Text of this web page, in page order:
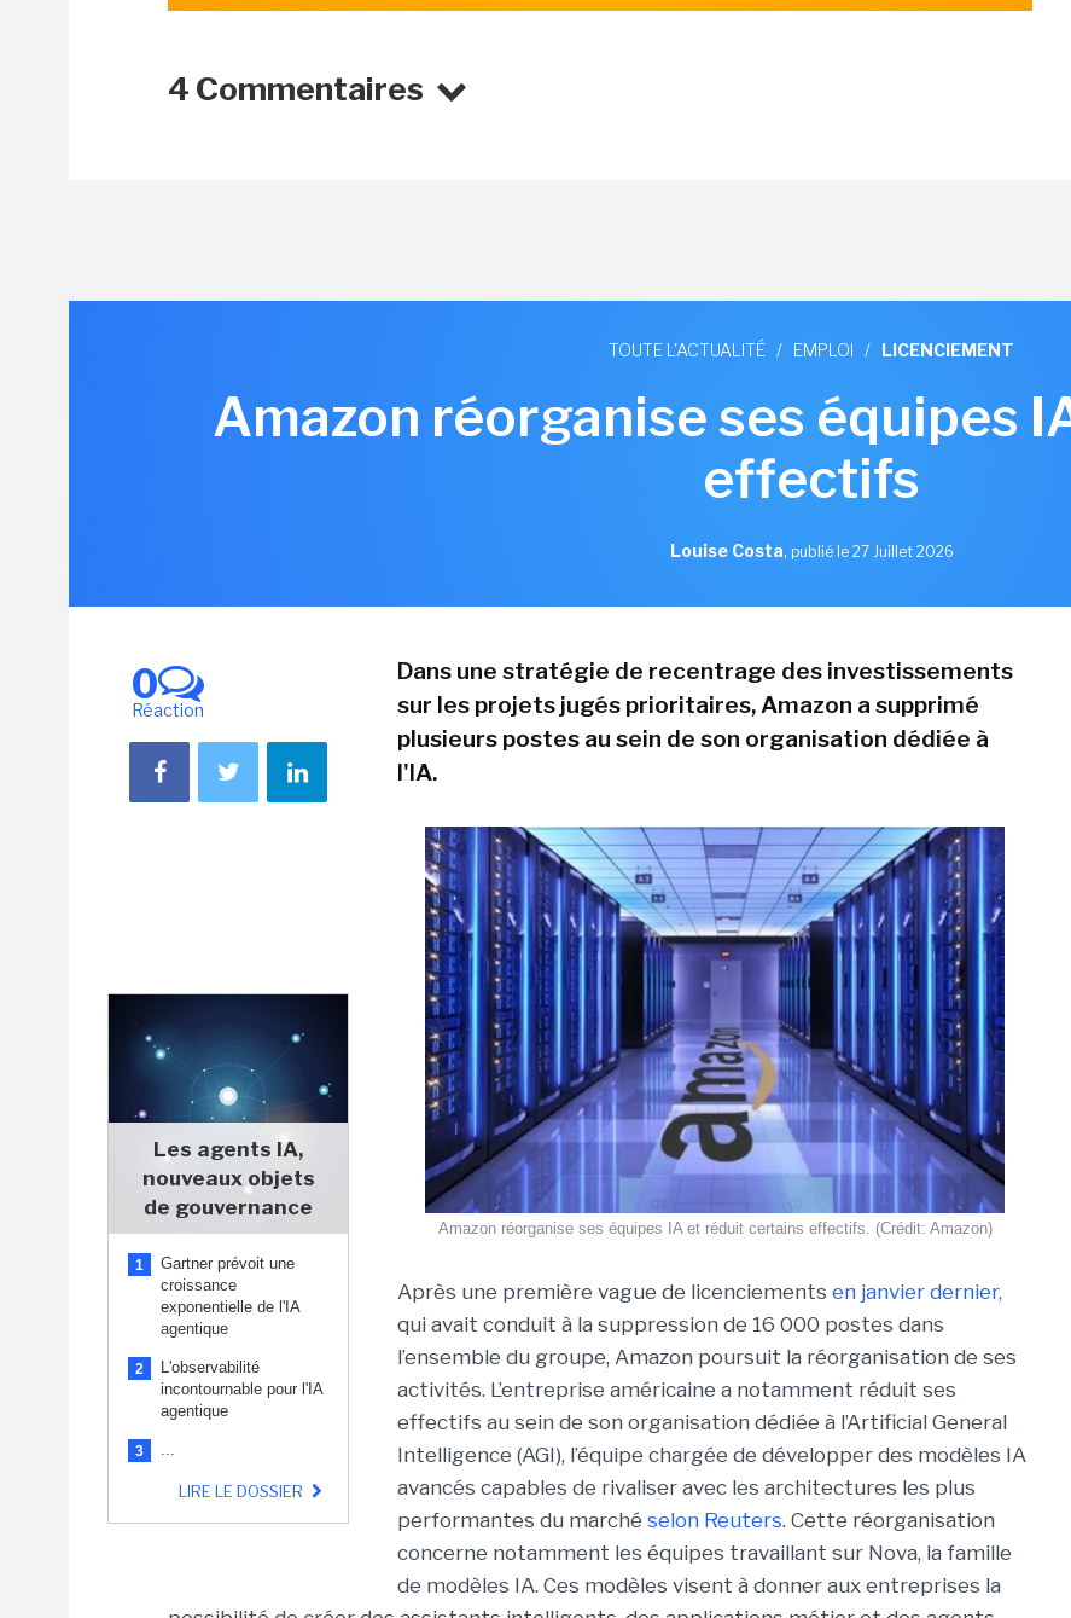
4 Commentaires
TOUTE L'ACTUALITÉ / EMPLOI / LICENCIEMENT
Amazon réorganise ses équipes
effectifs
Louise Costa, publié le 27 Juillet 2026
0
Réaction
Les agents IA,
nouveaux objets
de gouvernance
1
Gartner prévoit une
croissance
exponentielle de l'IA
agentique
2
L'observabilité
incontournable pour l'IA
agentique
3 ...
LIRE LE DOSSIER
Dans une stratégie de recentrage des investissements
sur les projets jugés prioritaires, Amazon a supprimé
plusieurs postes au sein de son organisation dédiée à
l'IA.
Amazon réorganise ses équipes IA et réduit certains effectifs. (Crédit: Amazon)
Après une première vague de licenciements en janvier dernier,
qui avait conduit à la suppression de 16 000 postes dans
l’ensemble du groupe, Amazon poursuit la réorganisation de ses
activités. L’entreprise américaine a notamment réduit ses
effectifs au sein de son organisation dédiée à l’Artificial General
Intelligence (AGI), l’équipe chargée de développer des modèles IA
avancés capables de rivaliser avec les architectures les plus
performantes du marché selon Reuters. Cette réorganisation
concerne notamment les équipes travaillant sur Nova, la famille
de modèles IA. Ces modèles visent à donner aux entreprises la